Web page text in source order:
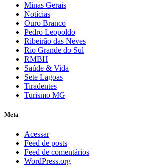
Minas Gerais
Notícias
Ouro Branco
Pedro Leopoldo
Ribeirão das Neves
Rio Grande do Sul
RMBH
Saúde & Vida
Sete Lagoas
Tiradentes
Turismo MG
Meta
Acessar
Feed de posts
Feed de comentários
WordPress.org